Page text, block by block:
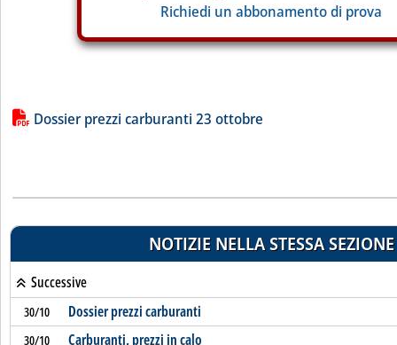
Richiedi un abbonamento di prova
Lista allegati PDF alla notizia
Dossier prezzi carburanti 23 ottobre
NOTIZIE NELLA STESSA SEZIONE
Successive
30/10 Dossier prezzi carburanti
30/10 Carburanti, prezzi in calo